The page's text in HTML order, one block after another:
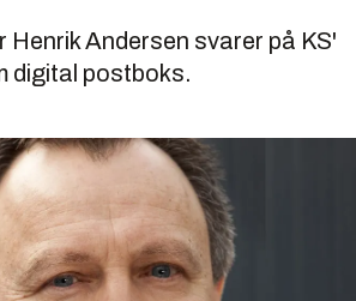
Andersen svarer på KS'
digital postboks.